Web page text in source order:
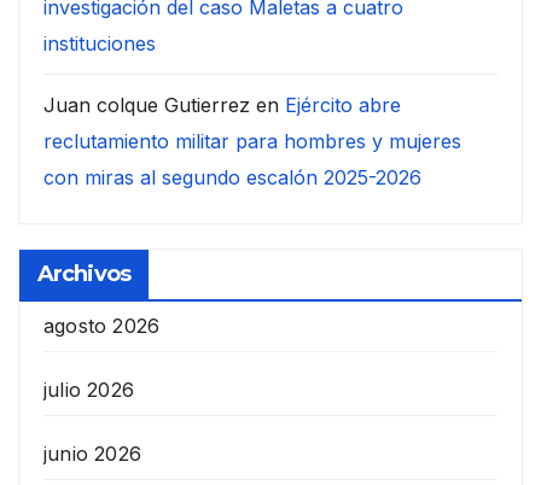
investigación del caso Maletas a cuatro
instituciones
Juan colque Gutierrez en Ejército abre
reclutamiento militar para hombres y mujeres
con miras al segundo escalón 2025-2026
Archivos
agosto 2026
julio 2026
junio 2026